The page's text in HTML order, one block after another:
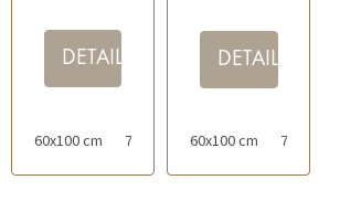
DETAIL
60x100 cm 70x120 cm 50x60 cm
DETAIL
60x100 cm 70x120 cm